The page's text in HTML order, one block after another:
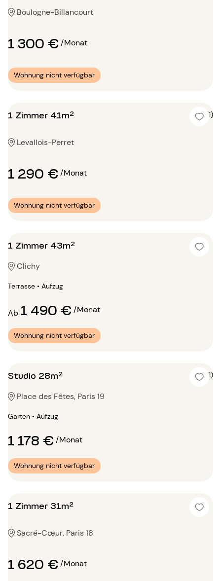
Boulogne-Billancourt
1 300 €/Monat
Wohnung nicht verfügbar
1 Zimmer 41m² 5 (1)
Levallois-Perret
1 290 €/Monat
Wohnung nicht verfügbar
1 Zimmer 43m²
Clichy
Terrasse • Aufzug
Ab 1 490 €/Monat
Wohnung nicht verfügbar
Studio 28m² 5 (1)
Place des Fêtes, Paris 19
Garten • Aufzug
1 178 €/Monat
Wohnung nicht verfügbar
1 Zimmer 31m²
Sacré-Cœur, Paris 18
1 620 €/Monat